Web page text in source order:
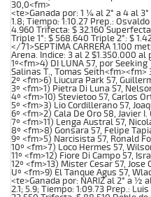
30,0<fm>
<te>Ganada por: 1 ¼ al 2° a 4 al 3°
1.8; Tiempo: 1:10.27 Prep.:
4.960 Trifecta: $ 32.160
Triple 1°: $ 568.640 Triple 2°: $
</71>SEPTIMA CARRERA 1.100
Arena. Indice: 3 al 2 $1.350.000 al
1º<fm>4) DI LUNA 57, por
Salinas T., Tomas Seith<fm><fm>
2º <fm>6) Liucura Park 57,
3º <fm>1) Pietra Di Luna 57,
4º <fm>10) Stevietoo 57, Carlos
5º <fm>3) Lio Cordillerano 57,
6º <fm>2) Cala De Oro 58, Javier
7º <fm>11) Lenga Austral 57,
8º <fm>8) Gonsara 57, Felipe
9º <fm>5) Narcisista 57, Ronald
10º <fm>7) Loco Hermes 57,
11º <fm>12) Fiore Di Campo 57,
12º <fm>13) Mister Cesar 57,
Uº <fm>9) El Tanque Agus 57,
<te>Ganada por: NARIZ al 2° a ½
2.1; 5.9; Tiempo: 1:09.73 Prep.: